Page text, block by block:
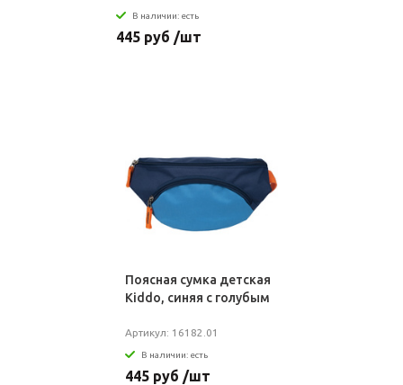
В наличии: есть
445 руб /шт
Поясная сумка детская
Kiddo, синяя с голубым
Артикул: 16182.01
В наличии: есть
445 руб /шт